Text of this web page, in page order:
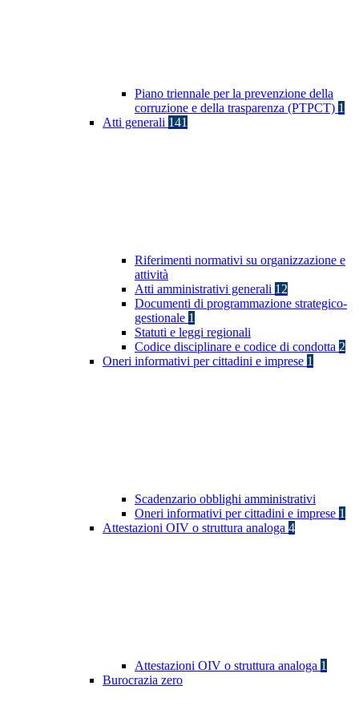
Piano triennale per la prevenzione della
corruzione e della trasparenza (PTPCT) 1
Atti generali 141
Riferimenti normativi su organizzazione e
attività
Atti amministrativi generali 12
Documenti di programmazione strategico-
gestionale 1
Statuti e leggi regionali
Codice disciplinare e codice di condotta 2
Oneri informativi per cittadini e imprese 1
Scadenzario obblighi amministrativi
Oneri informativi per cittadini e imprese 1
Attestazioni OIV o struttura analoga 4
Attestazioni OIV o struttura analoga 1
Burocrazia zero